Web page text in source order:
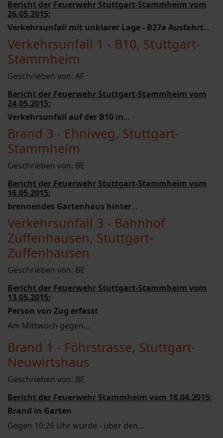
Bericht der Feuerwehr Stuttgart-Stammheim vom
26.05.2015:
Verkehrsunfall mit unklarer Lage - B27a Ausfahrt...
Verkehrsunfall 1 - B10, Stuttgart-
Stammheim
Geschrieben von: AF
Bericht der Feuerwehr Stuttgart-Stammheim vom
24.05.2015:
Verkehrsunfall auf der B10 in...
Brand 3 - Ehniweg, Stuttgart-
Stammheim
Geschrieben von: BE
Bericht der Feuerwehr Stuttgart-Stammheim vom
16.05.2015:
brennendes Gartenhaus hinter...
Verkehrsunfall 3 - Bahnhof
Zuffenhausen, Stuttgart-
Zuffenhausen
Geschrieben von: BE
Bericht der Feuerwehr Stuttgart-Stammheim vom
13.05.2015:
Person von Zug erfasst
Am Mittwoch gegen...
Brand 1 - Föhrstrasse, Stuttgart-
Neuwirtshaus
Geschrieben von: BE
Bericht der Feuerwehr Stammheim vom 18.04.2015:
Brand in Garten
Gegen 10:26 Uhr wurde - über den...